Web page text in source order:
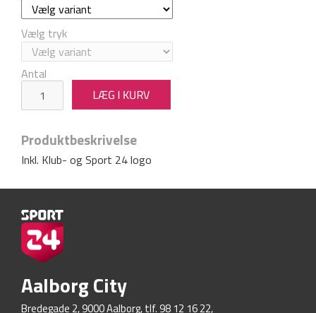
Vælg tryk
Antal
Produktbeskrivelse
Inkl. Klub- og Sport 24 logo
Aalborg City
Bredegade 2, 9000 Aalborg, tlf. 98 12 16 22,